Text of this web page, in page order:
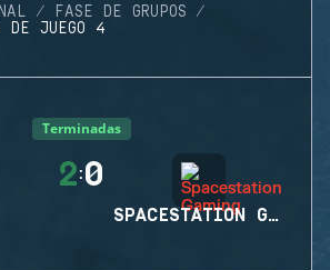
FASE DE GRUPOS
JUEGO 4
Terminadas
2:0
SPACESTATION GAMING